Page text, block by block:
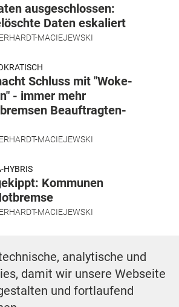
ausgeschlossen:
Daten eskaliert
MACIEJEWSKI
Schluss mit "Woke-
- immer mehr
Beauftragten-
MACIEJEWSKI
HYBRIS
Kommunen
MACIEJEWSKI
analytische und
damit wir unsere Webseite
und fortlaufend